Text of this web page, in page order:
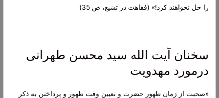
را حل نخواهند کرد!» (فقاهت در تشیع، ص 35)
سخنان آیت الله سید محسن طهرانی
درمورد مهدویت
«صحبت از زمان ظهور حضرت و تعیین وقت ظهور و پرداختن به ذکر